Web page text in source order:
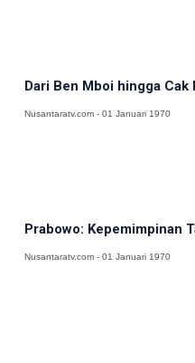
Dari Ben Mboi hingga Cak
Nusantaratv.com - 01 Januari 1970
Prabowo: Kepemimpinan
Nusantaratv.com - 01 Januari 1970